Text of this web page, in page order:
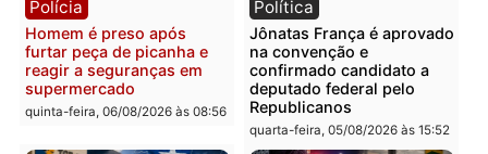
Polícia
Homem é preso com
drogas durante ação da
Polícia
Polícia Civil prende dois
homens por tortura,
tráfico e posse de arma